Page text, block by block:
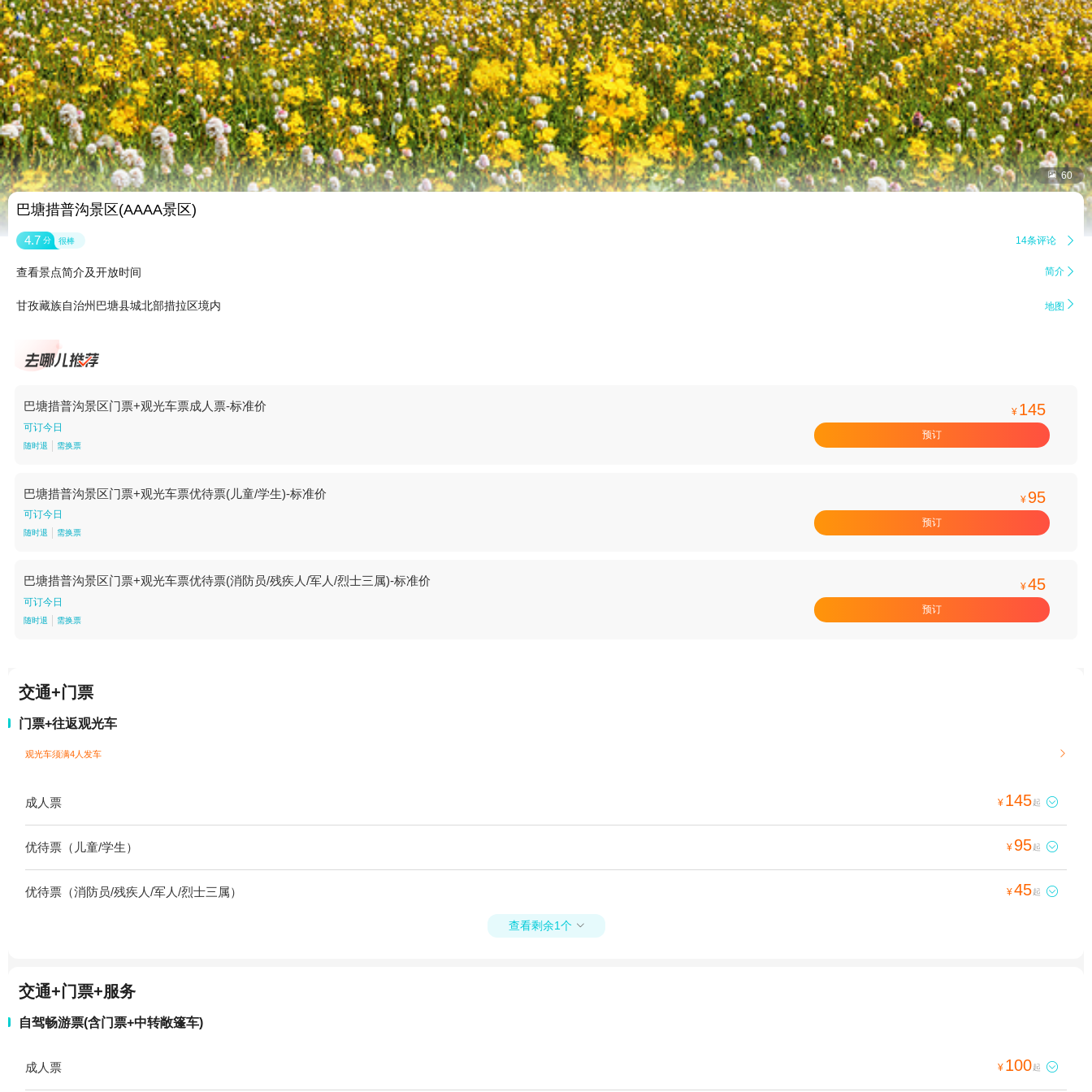
 60
巴塘措普沟景区(AAAA景区)
4.7 分 很棒 14条评论 
查看景点简介及开放时间 简介 
甘孜藏族自治州巴塘县城北部措拉区境内 地图 
巴塘措普沟景区门票+观光车票成人票-标准价
可订今日
随时退 需换票
¥ 145
预订
巴塘措普沟景区门票+观光车票优待票(儿童/学生)-标准价
可订今日
随时退 需换票
¥ 95
预订
巴塘措普沟景区门票+观光车票优待票(消防员/残疾人/军人/烈士三属)-标准价
可订今日
随时退 需换票
¥45
预订
交通+门票
门票+往返观光车
观光车须满4人发车 
成人票 ¥ 145起 
优待票（儿童/学生） ¥ 95起 
优待票（消防员/残疾人/军人/烈士三属） ¥45起 
查看剩余1个 
交通+门票+服务
自驾畅游票(含门票+中转敞篷车)
成人票 ¥ 100起 